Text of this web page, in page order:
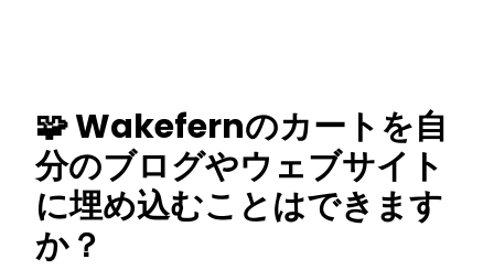
🧩 Wakefernのカートを自
分のブログやウェブサイト
に埋め込むことはできます
か？